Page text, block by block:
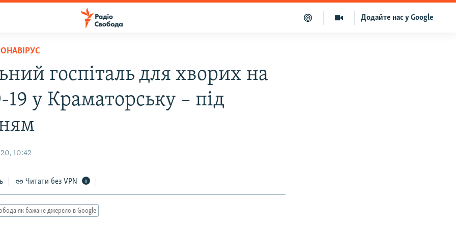
Додайте нас у Google
госпіталь для хворих на
19 у Краматорську – під
10:42
Читати без VPN
як бажане джерело в Google